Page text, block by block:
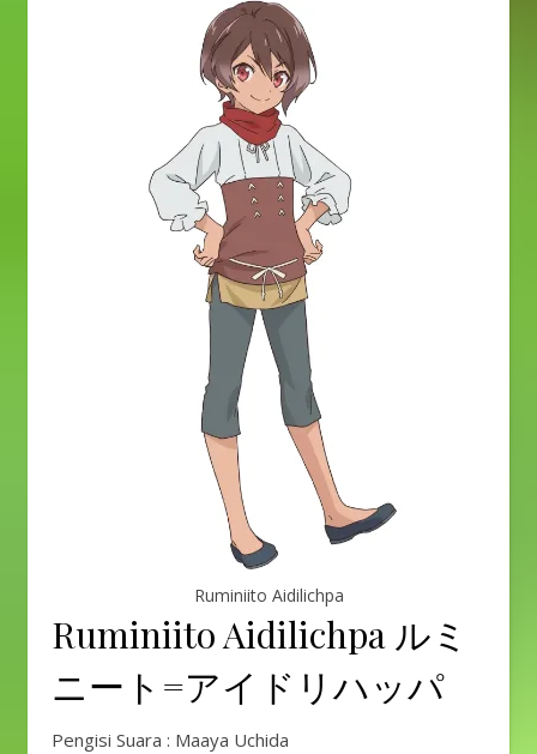
Ruminiito Aidilichpa
Ruminiito Aidilichpa ルミ
ニート=アイドリハッパ
Pengisi Suara : Maaya Uchida